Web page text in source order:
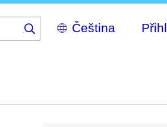
Select
your